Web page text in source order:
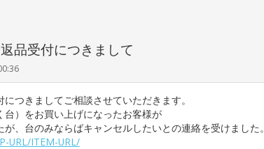
品受付につきまして
つきましてご相談させていただきます。
）をお買い上げになったお客様が
、台のみならばキャンセルしたいとの連絡を受けました。
URL/ITEM-URL/